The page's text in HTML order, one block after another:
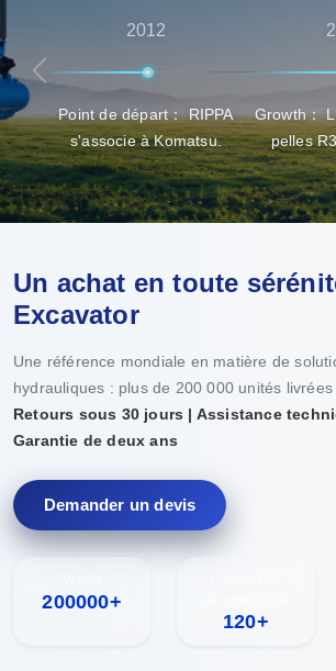
avant-vente à l'assistance après-vente,
bénéficient de la meilleure expérience
matière de sélection, de livraison et
produits.
2012
Point de départ： RIPPA
s'associe à Komatsu.
Growth：
pelles
Un achat en toute
Excavator
Une référence mondiale en matière de
hydrauliques : plus de 200 000 unités livrées
Retours sous 30 jours | Assistance
Garantie de deux ans
Demander un devis
200000+
120+